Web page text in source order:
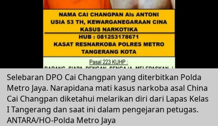
Selebaran DPO Cai Changpan yang diterbitkan Polda
Metro Jaya. Narapidana mati kasus narkoba asal China
Cai Changpan diketahui melarikan diri dari Lapas Kelas
I Tangerang dan saat ini dalam pengejaran petugas.
ANTARA/HO-Polda Metro Jaya